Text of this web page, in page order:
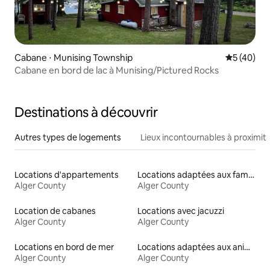
Cabane ⋅ Munising Township
5 (40)
Cabane en bord de lac à Munising/Pictured Rocks
Destinations à découvrir
Autres types de logements Lieux incontournables à
Locations d'appartements
Alger County
Locations adaptées aux familles
Alger County
Location de cabanes
Alger County
Locations avec jacuzzi
Alger County
Locations en bord de mer
Alger County
Locations adaptées aux animaux
Alger County